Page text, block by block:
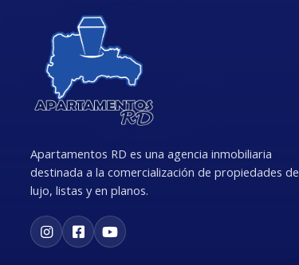
Apartamentos RD es una agencia inmobiliaria
destinada a la comercialización de propiedades de
lujo, listas y en planos.